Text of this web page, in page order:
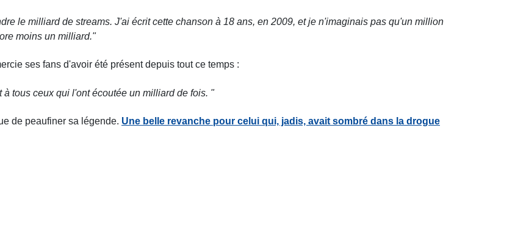
le milliard de streams. J'ai écrit cette chanson à 18 ans, en 2009, et je n'imaginais pas qu'un million
moins un milliard."
ses fans d'avoir été présent depuis tout ce temps :
tous ceux qui l'ont écoutée un milliard de fois. "
de peaufiner sa légende. Une belle revanche pour celui qui, jadis, avait sombré dans la drogue